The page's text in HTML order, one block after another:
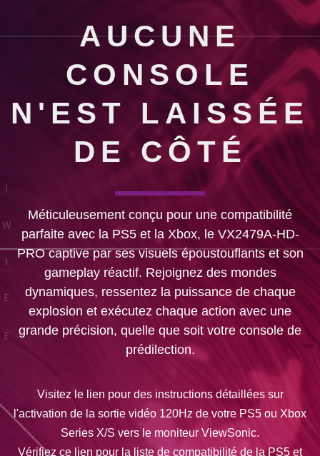
AUCUNE
CONSOLE
N'EST LAISSÉE
DE CÔTÉ
Méticuleusement conçu pour une compatibilité
parfaite avec la PS5 et la Xbox, le VX2479A-HD-
PRO captive par ses visuels époustouflants et son
gameplay réactif. Rejoignez des mondes
dynamiques, ressentez la puissance de chaque
explosion et exécutez chaque action avec une
grande précision, quelle que soit votre console de
prédilection.
Visitez le lien pour des instructions détaillées sur
l'activation de la sortie vidéo 120Hz de votre PS5 ou Xbox
Series X/S vers le moniteur ViewSonic.
Vérifiez ce lien pour la liste de compatibilité de la PS5 et